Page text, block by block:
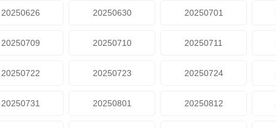
20250626 20250630 20250701
20250709 20250710 20250711
20250722 20250723 20250724
20250731 20250801 20250812